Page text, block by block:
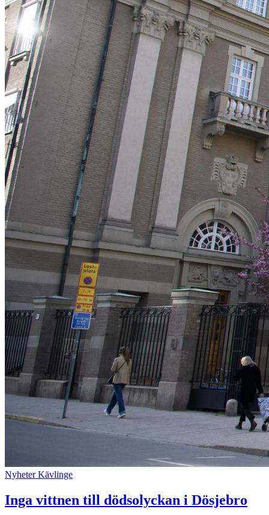
Nyheter Kävlinge
Inga vittnen till dödsolyckan i Dösjebro